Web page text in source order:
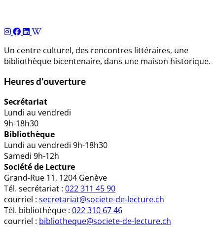
Un centre culturel, des rencontres littéraires, une
bibliothèque bicentenaire, dans une maison historique.
Heures d'ouverture
Secrétariat
Lundi au vendredi
9h-18h30
Bibliothèque
Lundi au vendredi 9h-18h30
Samedi 9h-12h
Société de Lecture
Grand-Rue 11, 1204 Genève
Tél. secrétariat : 022 311 45 90
courriel : secretariat@societe-de-lecture.ch
Tél. bibliothèque : 022 310 67 46
courriel : bibliotheque@societe-de-lecture.ch